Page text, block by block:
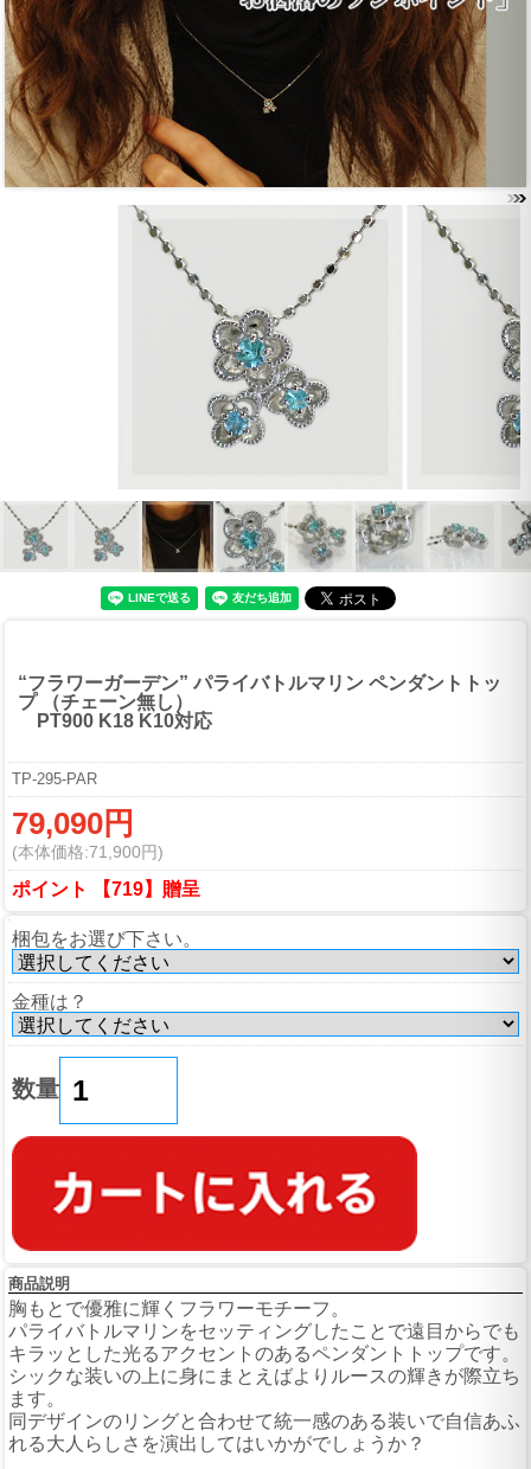
“フラワーガーデン” パライバトルマリン ペンダントトッ
プ （チェーン無し）
PT900 K18 K10対応
TP-295-PAR
79,090円
(本体価格:71,900円)
ポイント 【719】贈呈
梱包をお選び下さい。
金種は？
数量
商品説明
胸もとで優雅に輝くフラワーモチーフ。
パライバトルマリンをセッティングしたことで遠目からでも
キラッとした光るアクセントのあるペンダントトップです。
シックな装いの上に身にまとえばよりルースの輝きが際立ち
ます。
同デザインのリングと合わせて統一感のある装いで自信あふ
れる大人らしさを演出してはいかがでしょうか？